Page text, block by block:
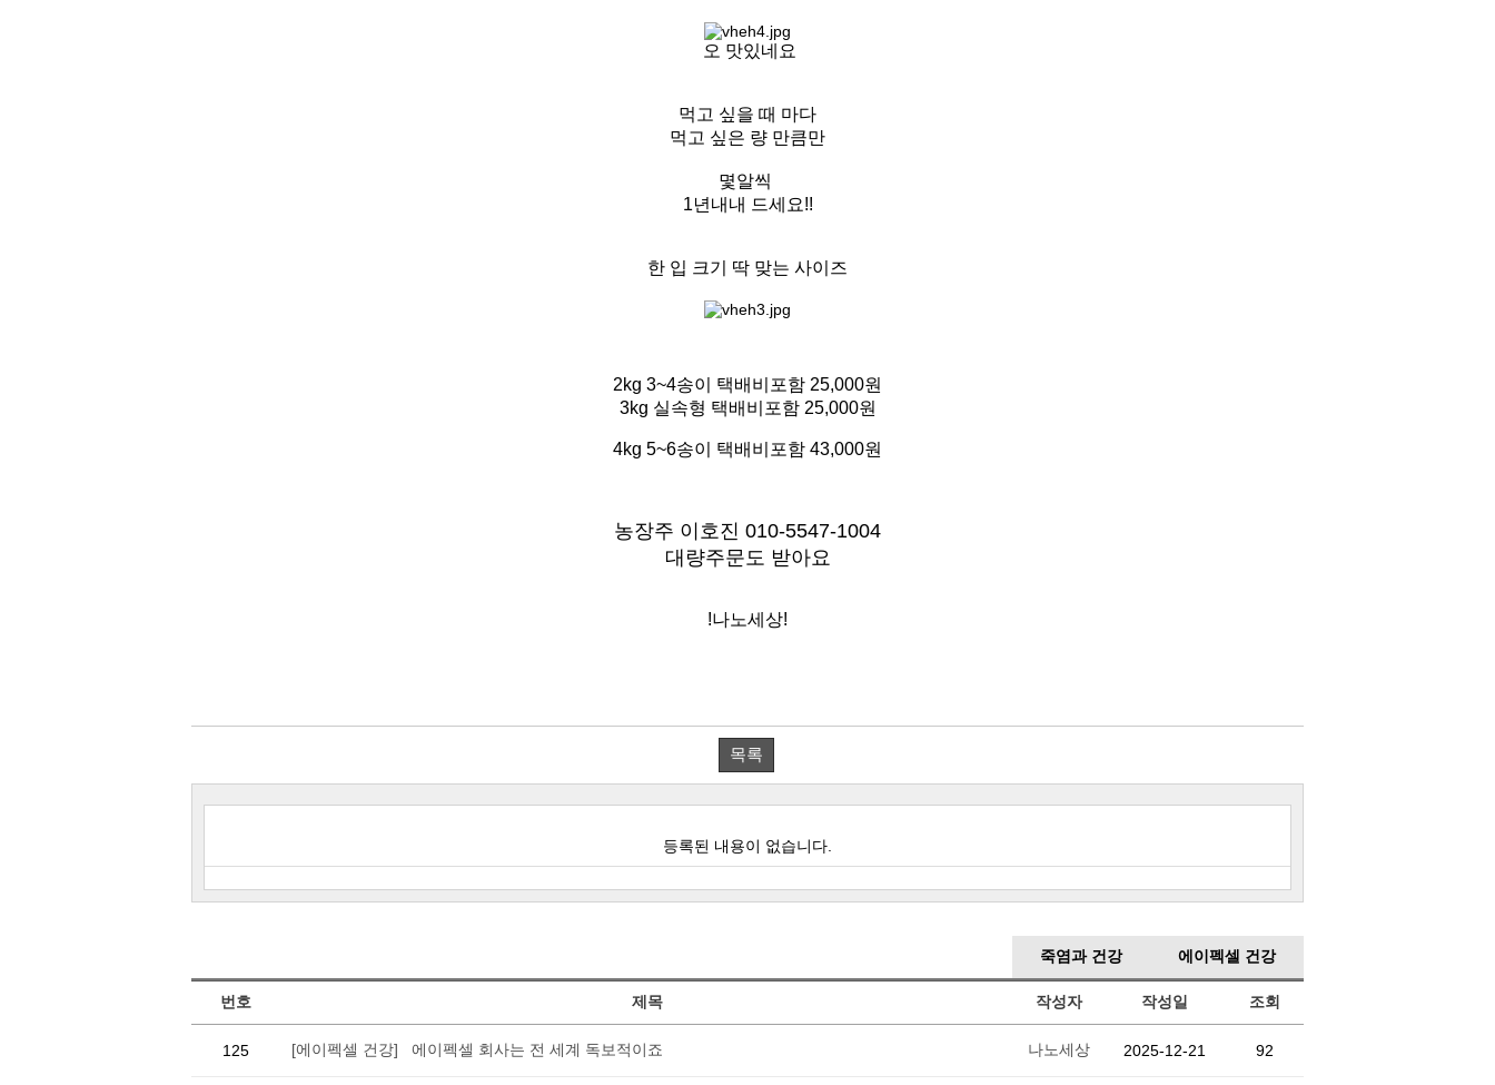
오 맛있네요
먹고 싶을 때 마다
먹고 싶은 량 만큼만
몇알씩
1년내내 드세요!!
한 입 크기 딱 맞는 사이즈
2kg 3~4송이 택배비포함 25,000원
3kg 실속형 택배비포함 25,000원
4kg 5~6송이 택배비포함 43,000원
농장주 이호진 010-5547-1004
대량주문도 받아요
!나노세상!
목록
등록된 내용이 없습니다.
죽염과 건강 에이펙셀 건강
번호 제목 작성자 작성일 조회
125 [에이펙셀 건강] 에이펙셀 회사는 전 세계 독보적이죠 나노세상 2025-12-21 92